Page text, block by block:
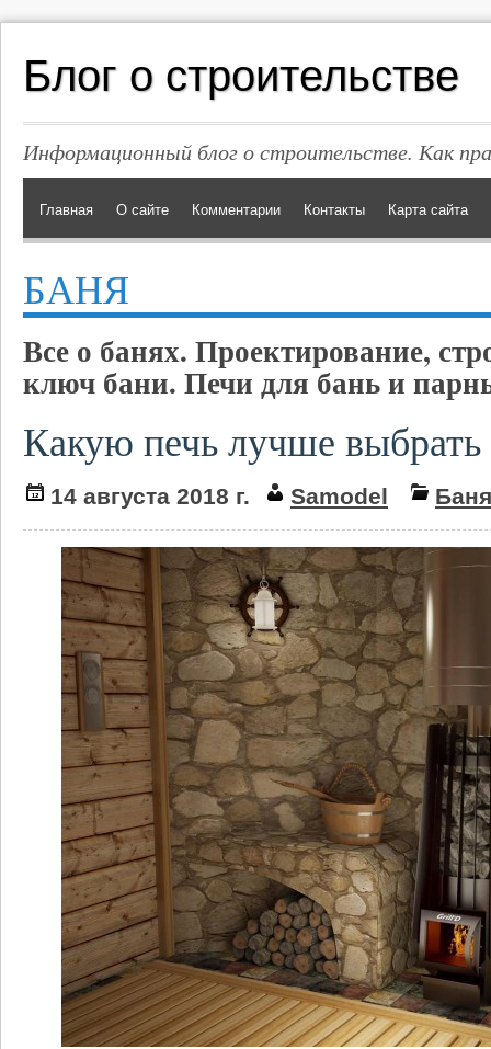
Блог о строительстве
Информационный блог о строительстве. Как
Главная О сайте Комментарии Контакты Карта сайта
БАНЯ
Все о банях. Проектирование,
ключ бани. Печи для бань и
Какую печь лучше выбрать
14 августа 2018 г. Samodel Баня